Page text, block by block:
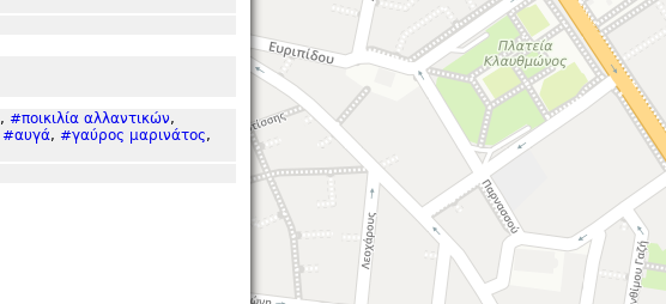
, #ποικιλία αλλαντικών,
#αυγά, #γαύρος μαρινάτος,